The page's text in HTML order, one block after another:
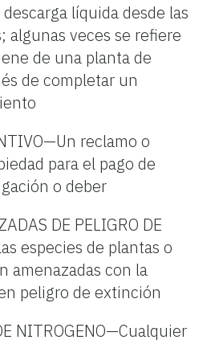
descarga líquida desde las
algunas veces se refiere
de una planta de
de completar un
reclamo o
para el pago de
o deber
DE PELIGRO DE
especies de plantas o
amenazadas con la
peligro de extinción
NITROGENO—Cualquier